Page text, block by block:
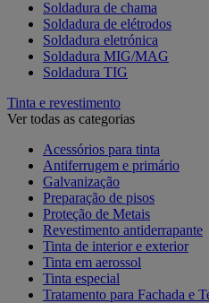
Soldadura de chama
Soldadura de elétrodos
Soldadura eletrónica
Soldadura MIG/MAG
Soldadura TIG
Tinta e revestimento
Ver todas as categorias
Acessórios para tinta
Antiferrugem e primário
Galvanização
Preparação de pisos
Proteção de Metais
Revestimento antiderrapante
Tinta de interior e exterior
Tinta em aerossol
Tinta especial
Tratamento para Fachada e